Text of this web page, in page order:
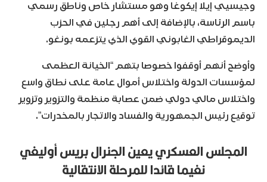
وجيسيي إيلا إيكوغا وهو مستشار خاص وناطق رسمي
باسم الرئاسة، بالإضافة إلى أهم رجلين في الحزب
الديموقراطي الغابوني القوي الذي يتزعمه بونغو.
وأوضح أنهم أوقفوا خصوصا بتهم “الخيانة العظمى
لمؤسسات الدولة واختلاس أموال عامة على نطاق واسع
واختلاس مالي دولي ضمن عصابة منظمة والتزوير وتزوير
توقيع رئيس الجمهورية والفساد والاتجار بالمخدرات”.
المجلس العسكري يعين الجنرال بريس أوليغي
نغيما قائدا للمرحلة الانتقالية